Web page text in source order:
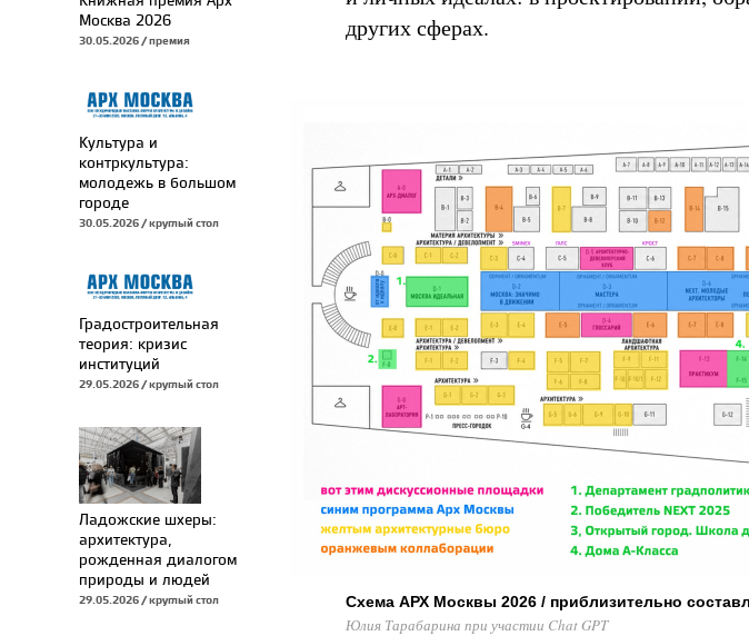
Москва 2026
30.05.2026 / премия
Культура и
контркультура:
молодежь в большом
городе
30.05.2026 / круглый стол
Градостроительная
теория: кризис
институций
29.05.2026 / круглый стол
Ладожские шхеры:
архитектура,
рожденная диалогом
природы и людей
29.05.2026 / круглый стол
других сферах.
Схема АРХ Москвы 2026 / приблизительно
Юлия Тарабарина при участии Chat GPT